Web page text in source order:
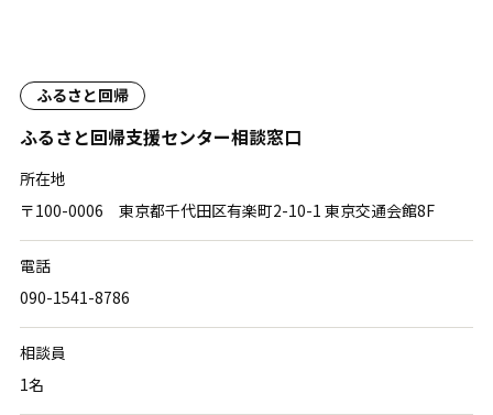
ふるさと回帰
ふるさと回帰支援センター相談窓口
所在地
〒100-0006 東京都千代田区有楽町2-10-1 東京交通会館8F
電話
090-1541-8786
相談員
1名